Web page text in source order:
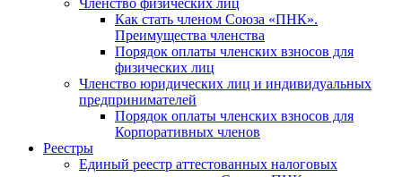
Членство физических лиц
Как стать членом Союза «ПНК».
Преимущества членства
Порядок оплаты членских взносов для
физических лиц
Членство юридических лиц и индивидуальных
предпринимателей
Порядок оплаты членских взносов для
Корпоративных членов
Реестры
Единый реестр аттестованных налоговых